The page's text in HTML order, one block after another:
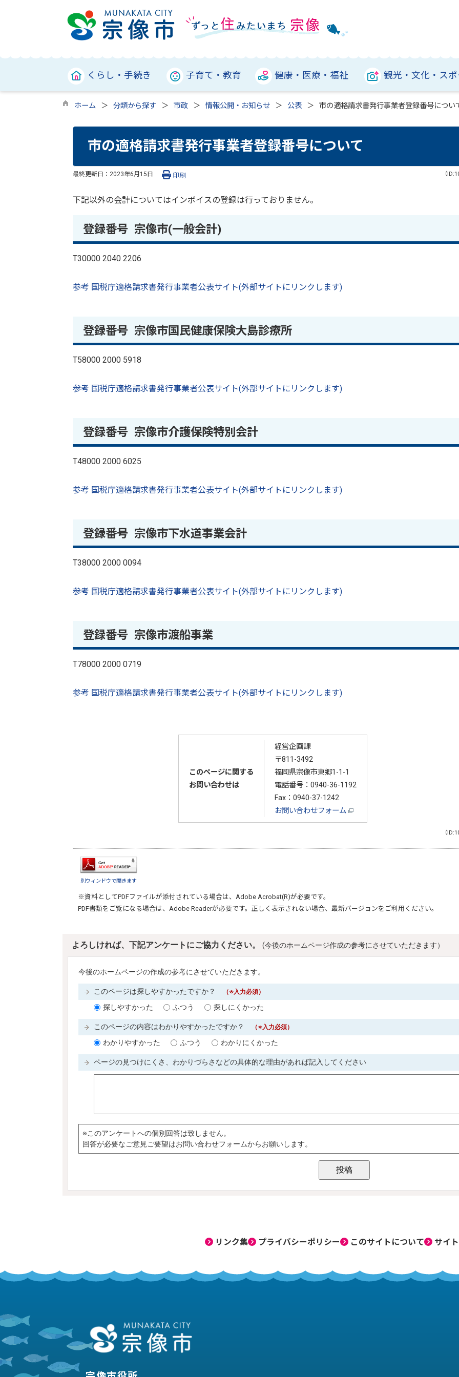
くらし・手続き 子育て・教育 健康・医療・福祉 観光・文化・ス
ホーム 分類から探す 市政 情報公開・お知らせ 公表 市の適格請求書発行事業者登録番号につい
市の適格請求書発行事業者登録番号について
最終更新日： 2023年6月15日 （
印刷
下記以外の会計についてはインボイスの登録は行っておりません。
登録番号 宗像市(一般会計)
T30000 2040 2206
参考 国税庁適格請求書発行事業者公表サイト(外部サイトにリンクします)
登録番号 宗像市国民健康保険大島診療所
T58000 2000 5918
参考 国税庁適格請求書発行事業者公表サイト(外部サイトにリンクします)
登録番号 宗像市介護保険特別会計
T48000 2000 6025
参考 国税庁適格請求書発行事業者公表サイト(外部サイトにリンクします)
登録番号 宗像市下水道事業会計
T38000 2000 0094
参考 国税庁適格請求書発行事業者公表サイト(外部サイトにリンクします)
登録番号 宗像市渡船事業
T78000 2000 0719
参考 国税庁適格請求書発行事業者公表サイト(外部サイトにリンクします)
このページに関する
お問い合わせは
経営企画課
〒811-3492
福岡県宗像市東郷1-1-1
電話番号： 0940-36-1192
Fax：0940-37-1242
お問い合わせフォーム
（
別ウィンドウで開きます
※資料としてPDFファイルが添付されている場合は、 Adobe Acrobat(R)が必要です。
PDF書類をご覧になる場合は、 Adobe Readerが必要です。正しく表示されない場合、最新バージョンをご利用ください。
リンク集 プライバシーポリシー このサイトについて サイ